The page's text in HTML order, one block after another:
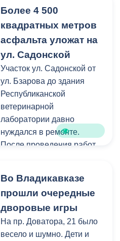
По улицам Магкаева и
серьезных последствий не
зафиксировано —
отмечены лишь отдельные
небольшие ветки.
организации «Российские
студенческие отряды».
Как отметил председатель
правления организации
«Российские студенческие
отряды» Олег Габараев,
генераторы бойцам
необходимы для
бесперебойной работы
«На этом наша помощь не
заканчивается, мы и
дальше будем помогать
нашим ребятам», - сказал
Олег Габараев.
Более 4 500
квадратных метров
асфальта уложат на
ул. Садонской
Участок ул. Садонской от
ул. Бзарова до здания
Республиканской
ветеринарной
лаборатории давно
нуждался в ремонте.
После проведения работ
дорожного покрытия
значительно ухудшилось,
поэтому было принято
решение о его
комплексном обновлении.
Во Владикавказе
прошли очередные
дворовые игры
На пр. Доватора, 21 было
весело и шумно. Дети и